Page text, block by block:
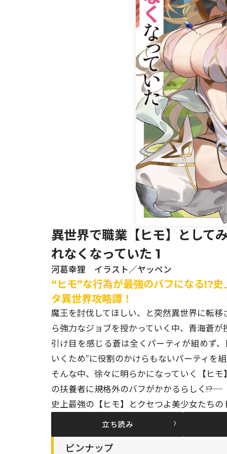
異世界で職業【ヒモ】として
れなくなっていた 1
河葛幸狸 イラスト／ヤッペン
“ヒモ”な行為が最強のバフになる!?
タ異世界攻略譚！
魔王を討伐してほしい、と突然異世界に転
ら強力なジョブを授かっていく中、青海蒼
引け目を感じる蒼は全くパーティが組めず
いくため”に役割のかけらもないパーティを
そんな中、徐々に明らかになっていく【ヒ
の扶養者に規格外のバフがかかるらしく――!?
史上最強の【ヒモ】とクセつよ美少女たち
立ち読み
ピンナップ